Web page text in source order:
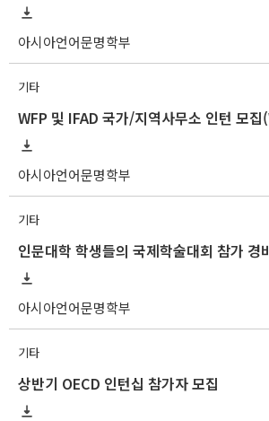
아시아언어문명학부
기타
아시아언어문명학부
기타
인문대학 학생들의 국제학술대회 참가 경
아시아언어문명학부
기타
상반기 OECD 인턴십 참가자 모집